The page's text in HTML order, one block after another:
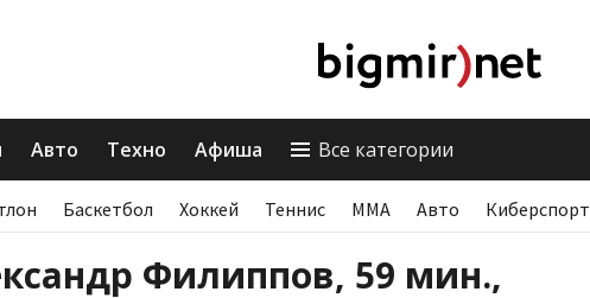
Авто Техно Афиша Все категории
Баскетбол Хоккей Теннис ММА Авто Киберспорт
Филиппов, 59 мин.,